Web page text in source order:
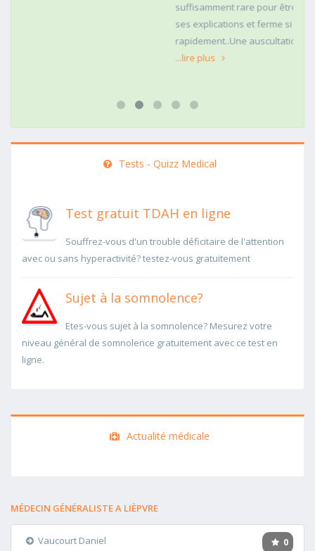
suffisamment rare pour être mentionné. Posé,clair dans
ses explications et ferme si une action doit être menée
rapidement..Une auscultation de bas
Tests - Quizz Medical
Test gratuit TDAH en ligne
Souffrez-vous d'un trouble déficitaire de l'attention
avec ou sans hyperactivité? testez-vous gratuitement
Sujet à la somnolence?
Etes-vous sujet à la somnolence? Mesurez votre
niveau général de somnolence gratuitement avec ce test en
ligne.
Actualité médicale
MÉDECIN GÉNÉRALISTE A LIÈPVRE
0
Vaucourt Daniel